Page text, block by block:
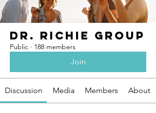
Dr. Richie Group
Public · 188 members
Join
Discussion Media Members About